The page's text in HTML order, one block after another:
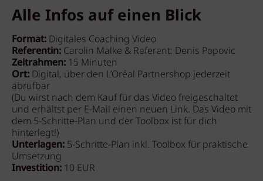
Alle Infos auf einen Blick
Format: Digitales Coaching Video
Referentin: Carolin Malke & Referent: Denis Popovic
Zeitrahmen: 15 Minuten
Ort: Digital, über den L’Oréal Partnershop jederzeit
abrufbar
(Du wirst nach dem Kauf für das Video freigeschaltet
und erhältst per E-Mail einen neuen Link. Das Video mit
dem 5-Schritte-Plan und der Toolbox ist für dich
hinterlegt!)
Unterlagen: 5-Schritte-Plan inkl. Toolbox für praktische
Umsetzung
Investition: 10 EUR